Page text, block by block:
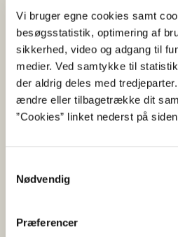
Vi bruger egne cookies samt
besøgsstatistik, optimering af
sikkerhed, video og adgang til
medier. Ved samtykke til
der aldrig deles med
ændre eller tilbagetrække dit
”Cookies” linket nederst på
Nødvendig
Præferencer
Her kan du finde
oplysninger om
du har søgt på
anmeldt produktet.
Her kan du bl.a. se, hvilke
Vitaminer og mineraler.